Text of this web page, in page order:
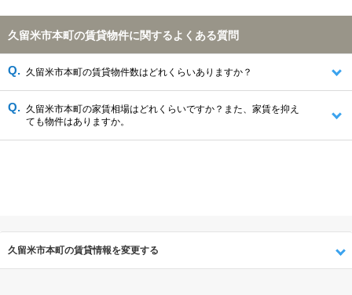
久留米市本町の賃貸物件に関するよくある質問
久留米市本町の賃貸物件数はどれくらいありますか？
久留米市本町の家賃相場はどれくらいですか？また、家賃を抑え
ても物件はありますか。
久留米市本町の賃貸情報を変更する